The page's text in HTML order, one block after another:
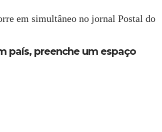
em simultâneo no jornal Postal do
país, preenche um espaço